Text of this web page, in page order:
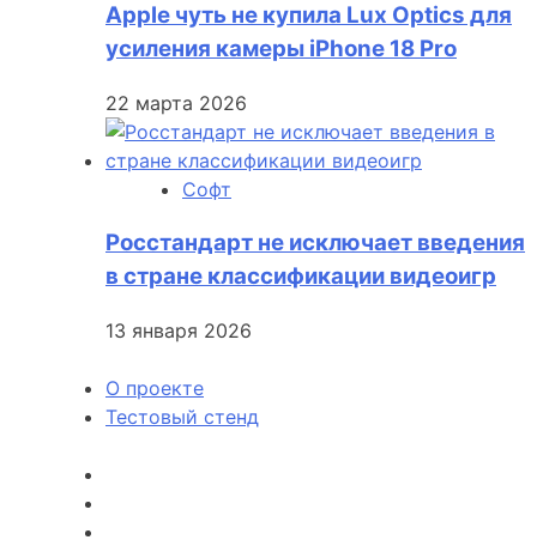
Apple чуть не купила Lux Optics для
усиления камеры iPhone 18 Pro
22 марта 2026
Софт
Росстандарт не исключает введения
в стране классификации видеоигр
13 января 2026
О проекте
Тестовый стенд